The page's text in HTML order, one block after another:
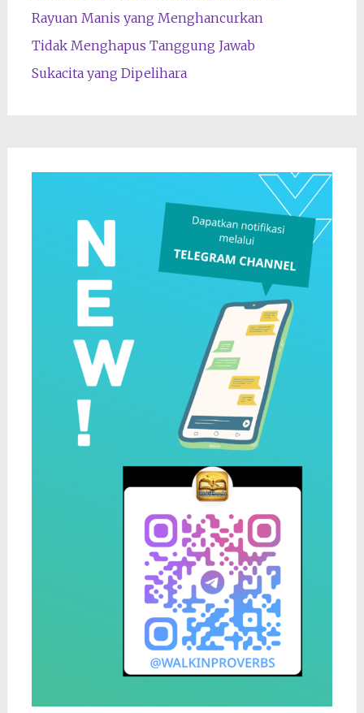
Rayuan Manis yang Menghancurkan
Tidak Menghapus Tanggung Jawab
Sukacita yang Dipelihara